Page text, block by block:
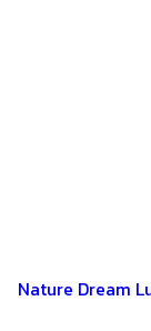
Nature Dream